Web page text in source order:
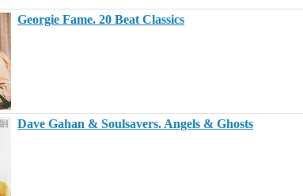
Georgie Fame. 20 Beat Classics
Dave Gahan & Soulsavers. Angels & Ghosts